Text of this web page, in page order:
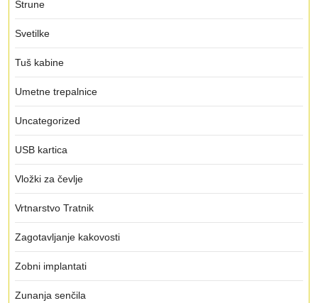
Strune
Svetilke
Tuš kabine
Umetne trepalnice
Uncategorized
USB kartica
Vložki za čevlje
Vrtnarstvo Tratnik
Zagotavljanje kakovosti
Zobni implantati
Zunanja senčila